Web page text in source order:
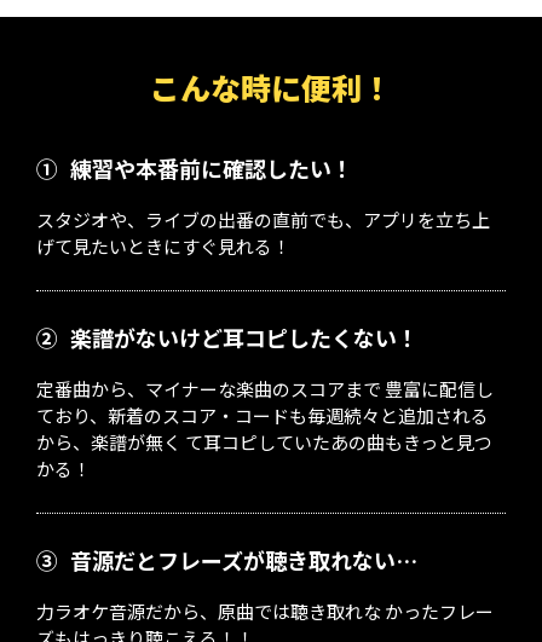
こんな時に便利！
① 練習や本番前に確認したい！
スタジオや、ライブの出番の直前でも、アプリを立ち上
げて見たいときにすぐ見れる！
② 楽譜がないけど耳コピしたくない！
定番曲から、マイナーな楽曲のスコアまで 豊富に配信し
ており、新着のスコア・コードも毎週続々と追加される
から、楽譜が無く て耳コピしていたあの曲もきっと見つ
かる！
③ 音源だとフレーズが聴き取れない…
力ラオケ音源だから、原曲では聴き取れな かったフレー